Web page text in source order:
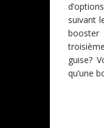
suivant
booster
guise?
qu’une